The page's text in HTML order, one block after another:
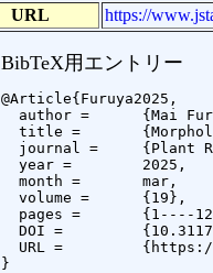
URL
https://
BibTeX用エントリー
@Article{Furuya2025,
  author =	{Mai Furuya and Tomoya Nakatani and Yuzuko Utsumi and Atsushi Matsumura and Koichi Kise},
  title =	{Morphological trait evaluation of soybean root systems at an early growth stage using image analysis},
  journal =	{Plant Root},
  year =	2025,
  month =	mar,
  volume =	{19},
  pages =	{1----12},
  DOI =		{10.3117/plantroot.19.1},
  URL =		{https://www.jstage.jst.go.jp/article/plantroot/19/0/19_1/_article/-char/en}
}